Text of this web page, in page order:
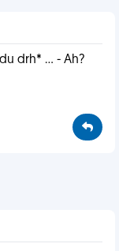
drh* ... - Ah?